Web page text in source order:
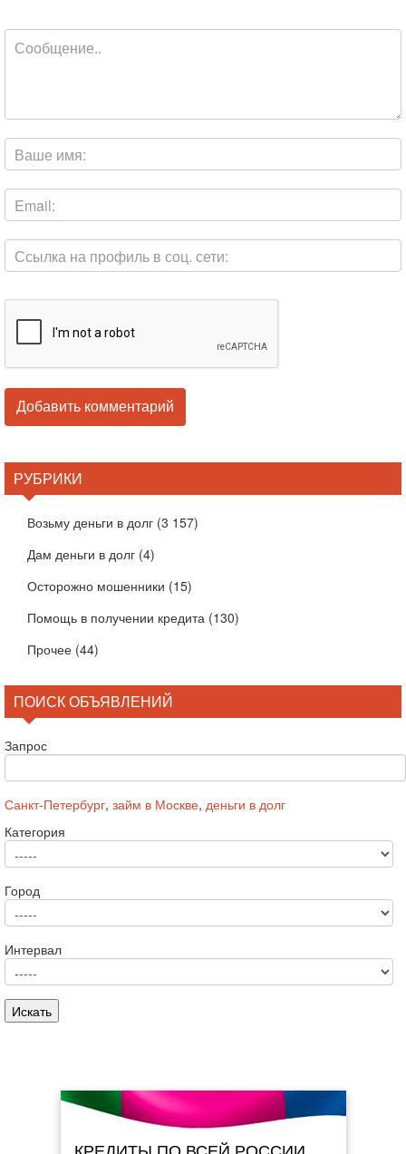
РУБРИКИ
Возьму деньги в долг (3 157)
Дам деньги в долг (4)
Осторожно мошенники (15)
Помощь в получении кредита (130)
Прочее (44)
ПОИСК ОБЪЯВЛЕНИЙ
Запрос
Санкт-Петербург, займ в Москве, деньги в долг
Категория
Город
Интервал